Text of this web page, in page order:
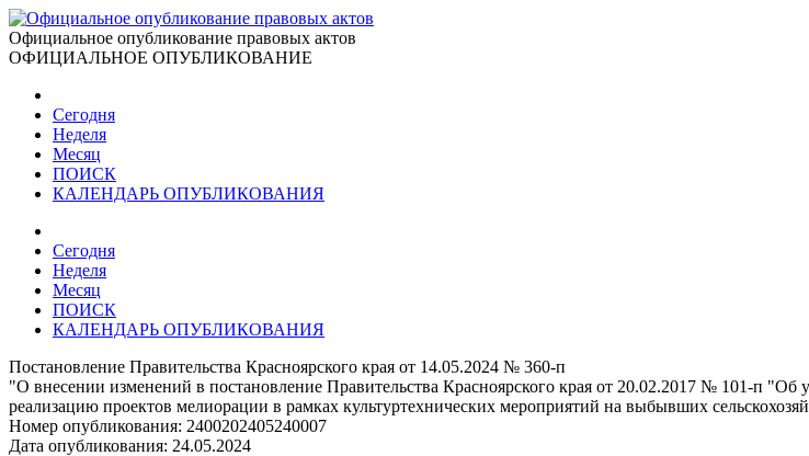
Официальное опубликование правовых актов
ОФИЦИАЛЬНОЕ ОПУБЛИКОВАНИЕ
Сегодня
Неделя
Месяц
ПОИСК
КАЛЕНДАРЬ ОПУБЛИКОВАНИЯ
Сегодня
Неделя
Месяц
ПОИСК
КАЛЕНДАРЬ ОПУБЛИКОВАНИЯ
Постановление Правительства Красноярского края от 14.05.2024 № 360-п
"О внесении изменений в постановление Правительства Красноярского края от 20.02.2017 № 101-п "Об
реализацию проектов мелиорации в рамках культуртехнических мероприятий на выбывших
Номер опубликования: 2400202405240007
Дата опубликования: 24.05.2024